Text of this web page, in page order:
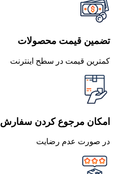
تضمین قیمت محصولات
کمترین قیمت در سطح اینترنت
امکان مرجوع کردن سفارش
در صورت عدم رضایت